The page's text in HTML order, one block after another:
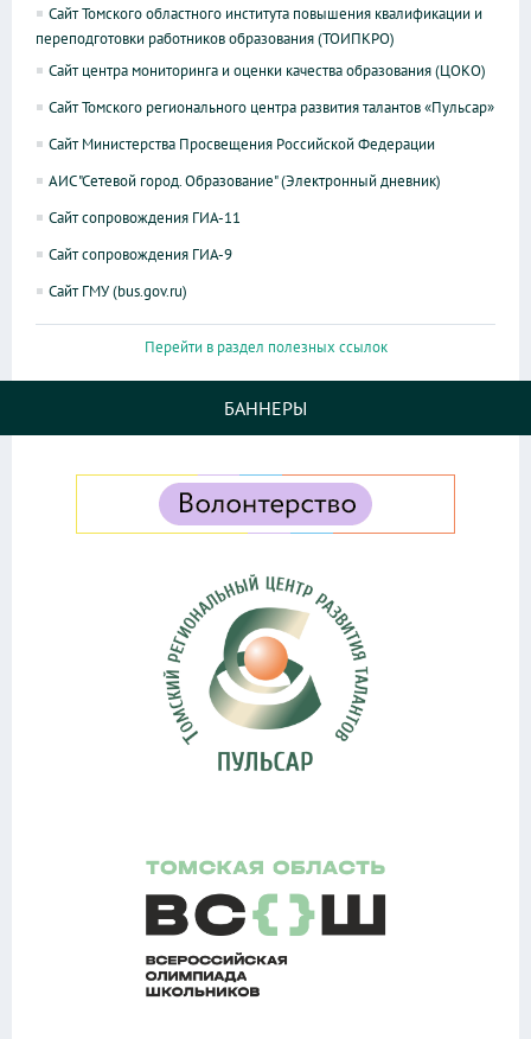
Сайт Томского областного института повышения квалификации и
переподготовки работников образования (ТОИПКРО)
Сайт центра мониторинга и оценки качества образования (ЦОКО)
Сайт Томского регионального центра развития талантов «Пульсар»
Сайт Министерства Просвещения Российской Федерации
АИС "Сетевой город. Образование" (Электронный дневник)
Сайт сопровождения ГИА-11
Сайт сопровождения ГИА-9
Сайт ГМУ (bus.gov.ru)
Перейти в раздел полезных ссылок
БАННЕРЫ